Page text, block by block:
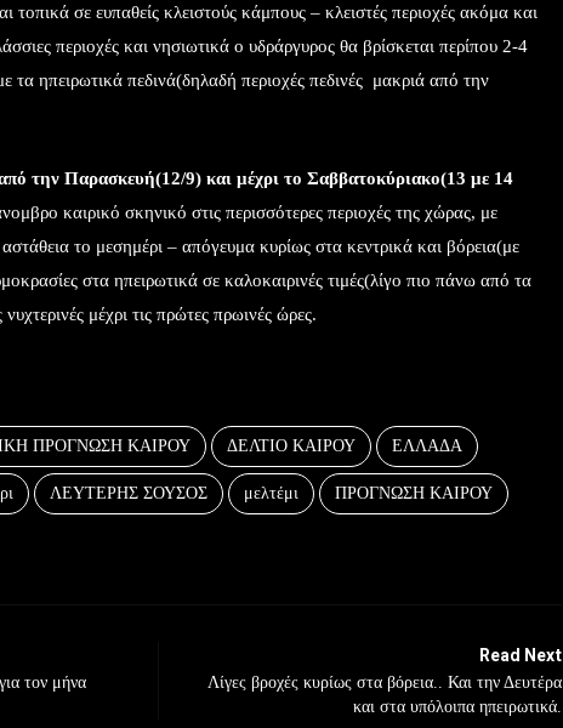
τοπικά σε ευπαθείς κλειστούς κάμπους – κλειστές περιοχές ακόμα και
περιοχές και νησιωτικά ο υδράργυρος θα βρίσκεται περίπου 2-4
τα ηπειρωτικά πεδινά(δηλαδή περιοχές πεδινές μακριά από την
την Παρασκευή(12/9) και μέχρι το Σαββατοκύριακο(13 με 14
καιρικό σκηνικό στις περισσότερες περιοχές της χώρας, με
το μεσημέρι – απόγευμα κυρίως στα κεντρικά και βόρεια(με
στα ηπειρωτικά σε καλοκαιρινές τιμές(λίγο πιο πάνω από τα
μέχρι τις πρώτες πρωινές ώρες.
ΠΡΟΓΝΩΣΗ ΚΑΙΡΟΥ ΔΕΛΤΙΟ ΚΑΙΡΟΥ ΕΛΛΑΔΑ
ΛΕΥΤΕΡΗΣ ΣΟΥΣΟΣ μελτέμι ΠΡΟΓΝΩΣΗ ΚΑΙΡΟΥ
τον μήνα
Read Next
Λίγες βροχές κυρίως στα βόρεια.. Και την Δευτέρα
και στα υπόλοιπα ηπειρωτικά.